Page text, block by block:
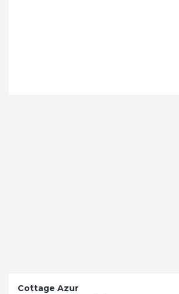
Cottage Azur